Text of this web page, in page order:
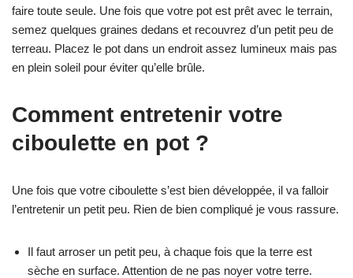
faire toute seule. Une fois que votre pot est prêt avec le terrain,
semez quelques graines dedans et recouvrez d’un petit peu de
terreau. Placez le pot dans un endroit assez lumineux mais pas
en plein soleil pour éviter qu’elle brûle.
Comment entretenir votre
ciboulette en pot ?
Une fois que votre ciboulette s’est bien développée, il va falloir
l’entretenir un petit peu. Rien de bien compliqué je vous rassure.
Il faut arroser un petit peu, à chaque fois que la terre est
sèche en surface. Attention de ne pas noyer votre terre.